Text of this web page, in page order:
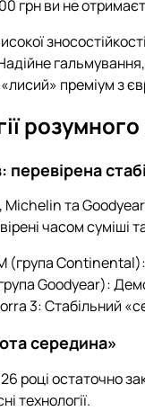
грн ви не
преміум з
перевірена
та
часом суміші
(група
Goodyear):
3: Стабільний
середина»
році остаточно
технології.